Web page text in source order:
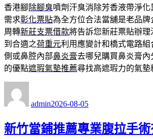
香港腳除腳臭噴劑汗臭消除芳香液帶淨
需求彰化票貼為全方位合法當舖是老品
周轉新莊支票借款將告訴您新莊票貼辦
到合適之荷重元利用應變計和橋式電路
側或鼻腔內部鼻炎膏去哪兒購買鼻炎膏
的優點遮瑕氣墊推薦尋找高遮瑕力的氣墊
admin佈
期:
2026-08-05
新竹當鋪推薦專業腹拉手